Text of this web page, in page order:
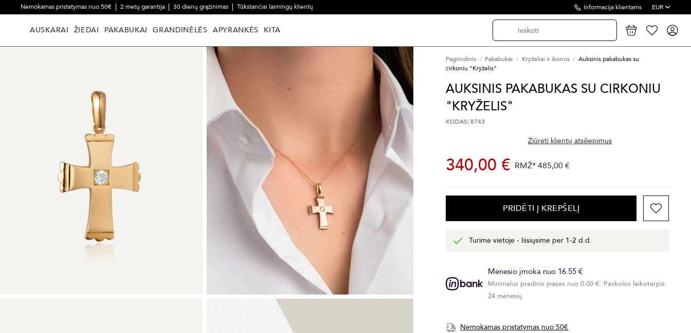
Nemokamas pristatymas nuo 50€ 2 metų garantija 30 dienų grąžinimas Tūkstančiai laimingų klientų Informacija klientams EUR
AUSKARAI ŽIEDAI PAKABUKAI GRANDINĖLĖS APYRANKĖS KITA
Pagrindinis Pakabukai Kryželiai ir ikonos
Auksinis pakabukas su
cirkoniu "Kryželis"
AUKSINIS PAKABUKAS SU CIRKONIU
"KRYŽELIS"
KODAS: 8743
Žiūrėti klientų atsiliepimus
340,00 € RMŽ*485,00 €
PRIDĖTI Į KREPŠELĮ
Turime vietoje - Išsiųsime per 1-2 d.d.
Mėnesio įmoka nuo 16.55 €
Minimalus pradinis įnašas nuo 0.00 €. Paskolos laikotarpis
24 mėnesių.
Nemokamas pristatymas nuo 50€